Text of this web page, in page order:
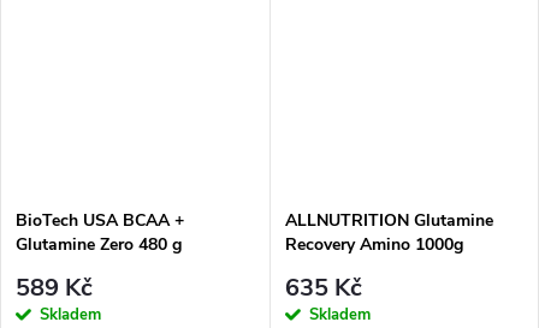
BioTech USA BCAA +
Glutamine Zero 480 g
589 Kč
Skladem
ALLNUTRITION Glutamine
Recovery Amino 1000g
635 Kč
Skladem